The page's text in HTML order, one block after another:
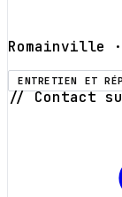
Romainville
ENTRETIEN ET
// Contact